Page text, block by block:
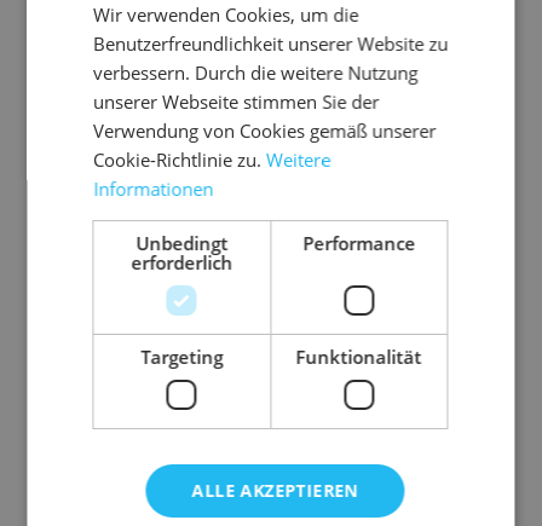
Es werden 8 Ecken für eine Verpackung benötigt.
fertig verschweißt
sofort einsatzbereit
verpackt in PE-Beuteln
A = Toleranz +/- 10 %
Abmessung
mm x 40 mm
(Detailmaß A x B x C
x D)
Ausführung
Eckenschutz
Farbe
weiß
TechnoFoam
Gewicht
100 g
Wir verwenden Cookies, um die
Benutzerfreundlichkeit unserer Website zu
verbessern. Durch die weitere Nutzung
unserer Webseite stimmen Sie der
Verwendung von Cookies gemäß unserer
Cookie-Richtlinie zu.Weitere
Informationen
Unbedingt
erforderlich
Performance
Targeting Funktionalität
ALLE AKZEPTIEREN